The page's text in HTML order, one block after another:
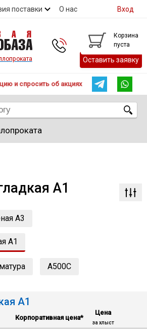
поставки О нас Вход
Корзина
пуста
Оставить заявку
и спросить об акциях
А1
А3
А1
А500С
А1
Корпоративная цена*
Цена
за хлыст